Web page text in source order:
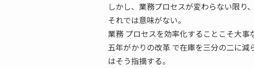
しかし、業務プロセスが変わらない限り
それでは意味がない。
業務 プロセスを効率化することこそ大
五年がかりの改革 で在庫を三分の二に
はそう指摘する。